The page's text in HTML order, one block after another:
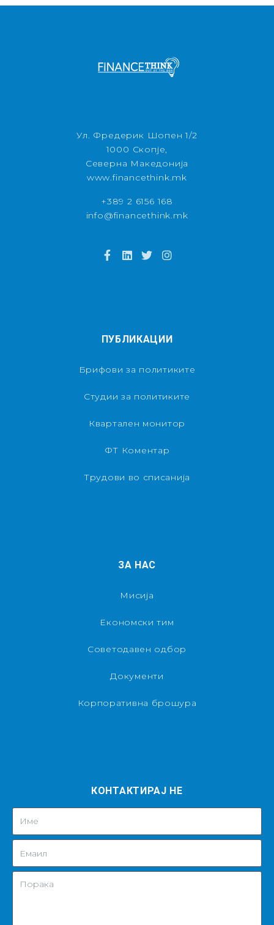
Ул. Фредерик Шопен 1/2
1000 Скопје,
Северна Македонија
www.financethink.mk
+389 2 6156 168
info@financethink.mk
ПУБЛИКАЦИИ
Брифови за политиките
Студии за политиките
Квартален монитор
ФТ Коментар
Трудови во списанија
ЗА НАС
Мисија
Економски тим
Советодавен одбор
Документи
Корпоративна брошура
КОНТАКТИРАЈ НЕ